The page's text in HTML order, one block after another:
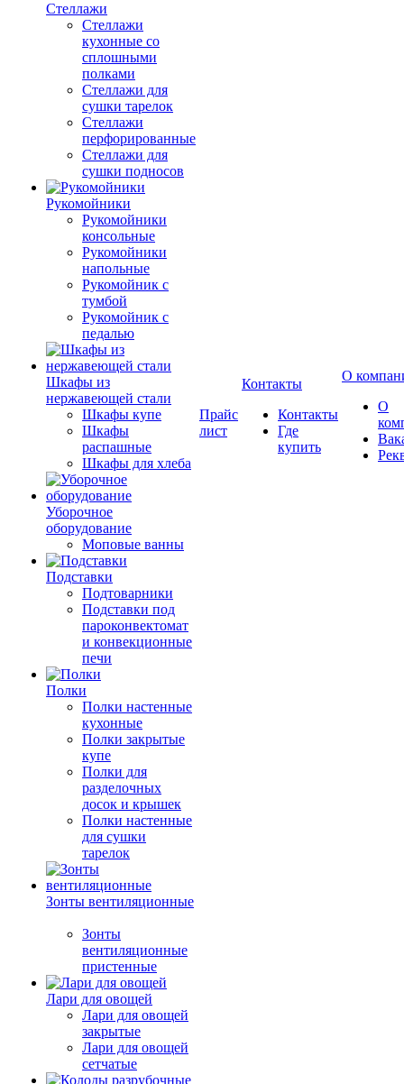
Стеллажи
Стеллажи
кухонные со
сплошными
полками
Стеллажи для
сушки тарелок
Стеллажи
перфорированные
Стеллажи для
сушки подносов
Рукомойники
Рукомойники
консольные
Рукомойники
напольные
Рукомойник с
тумбой
Рукомойник с
педалью
Шкафы из
нержавеющей стали
Шкафы купе
Шкафы
распашные
Шкафы для хлеба
Уборочное
оборудование
Моповые ванны
Подставки
Подтоварники
Подставки под
пароконвектомат
и конвекционные
печи
Полки
Полки настенные
кухонные
Полки закрытые
купе
Полки для
разделочных
досок и крышек
Полки настенные
для сушки
тарелок
Зонты вентиляционные
Зонты
вентиляционные
пристенные
Лари для овощей
Лари для овощей
закрытые
Лари для овощей
сетчатые
Прайс
лист
Контакты
Контакты
Где
купить
О
О